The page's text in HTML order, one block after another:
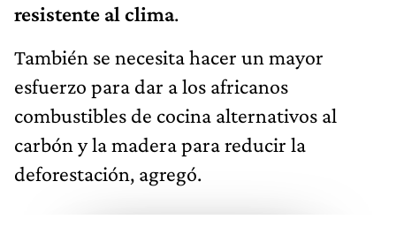
resistente al clima.
También se necesita hacer un mayor
esfuerzo para dar a los africanos
combustibles de cocina alternativos al
carbón y la madera para reducir la
deforestación, agregó.